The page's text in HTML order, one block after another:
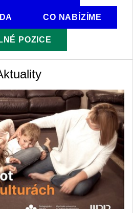
CO NABÍZÍME
POZICE